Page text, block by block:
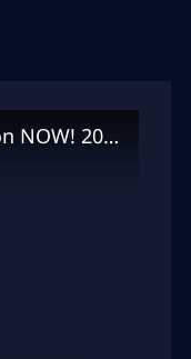
Aftermovie Transformation NOW! 2025